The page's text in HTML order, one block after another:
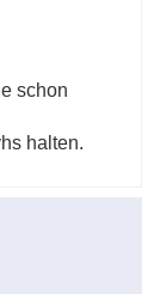
schon
halten.